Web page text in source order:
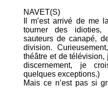
NAVET(S)
Il m’est arrivé de me
tourner des
sauteurs de canapé,
division.
théâtre et de télévision,
discernement, je
quelques exceptions.)
Mais ce n’est pas si